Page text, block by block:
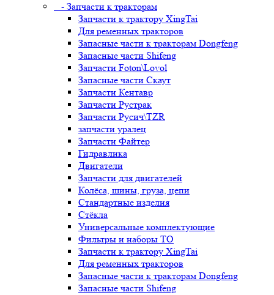
- Запчасти к тракторам
Запчасти к трактору XingTai
Для ременных тракторов
Запасные части к тракторам Dongfeng
Запасные части Shifeng
Запчасти Foton\Lovol
Запасные части Скаут
Запчасти Кентавр
Запчасти Рустрак
Запчасти Русич\TZR
запчасти уралец
Запчасти Файтер
Гидравлика
Двигатели
Запчасти для двигателей
Колёса, шины, груза, цепи
Стандартные изделия
Стёкла
Универсальные комплектующие
Фильтры и наборы ТО
Запчасти к трактору XingTai
Для ременных тракторов
Запасные части к тракторам Dongfeng
Запасные части Shifeng